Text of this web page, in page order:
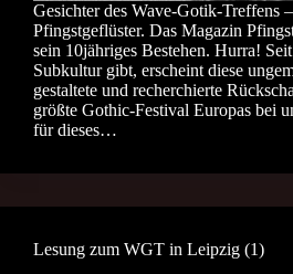
Gesichter des Wave-Gotik-Treffens
Pfingstgeflüster. Das Magazin
sein 10jähriges Bestehen. Hurra!
Subkultur gibt, erscheint diese
gestaltete und recherchierte
größte Gothic-Festival Europas bei
für dieses…
Lesung zum WGT in Leipzig (1)